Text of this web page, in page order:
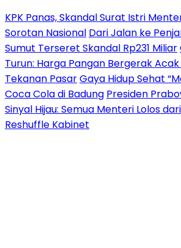
KPK Panas, Skandal Surat Istri
Sorotan Nasional Dari Jalan ke
Sumut Terseret Skandal Rp231 Miliar
Turun: Harga Pangan Bergerak
Tekanan PasarGaya Hidup Sehat
Coca Cola di Badung Presiden
Sinyal Hijau: Semua Menteri Lolos
Reshuffle Kabinet